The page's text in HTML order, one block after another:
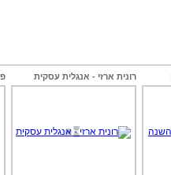
רונית ארזי - אנגלית עסקית